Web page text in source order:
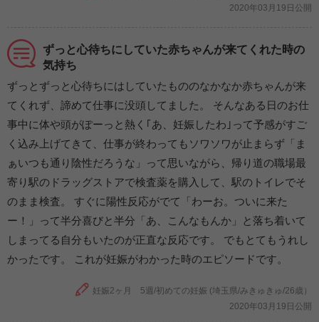
2020年03月19日公開
ずっと心待ちにしていた赤ちゃんが来てくれた時の
気持ち
ずっとずっと心待ちにはしていたもののなかなか赤ちゃんが来
てくれず、諦めて仕事に没頭してました。 そんなある日のお仕
事中に体や頭がぽーっと熱く｢あ、妊娠したわ｣って予感がすご
く込み上げてきて、仕事が終わってもソワソワが止まらず「ま
ぁいつも通り陰性だろうな」って思いながら、帰り道の職場最
寄り駅のドラッグストアで検査薬を購入して、駅のトイレでそ
のまま検査。 すぐに陽性反応がでて「わーお。ついに来た
ー！」って半分喜びと半分「あ、こんなもんか」と落ち着いて
しまってる自分もいたのが正直な反応です。 でもとてもうれし
かったです。 これが妊娠がわかった時のエピソードです。
妊娠2ヶ月 5週/初めての妊娠 (埼玉県/みきゅきゅ/26歳）
2020年03月19日公開